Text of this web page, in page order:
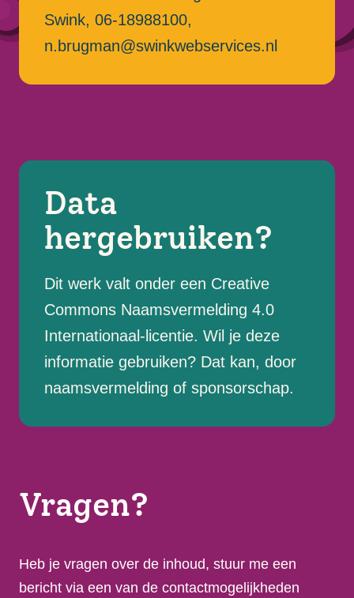
Swink, 06-18988100,
n.brugman@swinkwebservices.nl
Data
hergebruiken?
Dit werk valt onder een Creative
Commons Naamsvermelding 4.0
Internationaal-licentie. Wil je deze
informatie gebruiken? Dat kan, door
naamsvermelding of sponsorschap.
Vragen?
Heb je vragen over de inhoud, stuur me een
bericht via een van de contactmogelijkheden